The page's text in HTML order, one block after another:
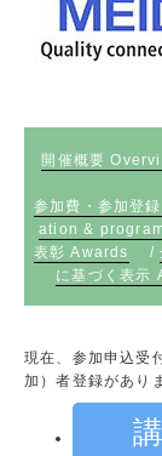
開催概要
参加費・参加登
ation &
表彰 Awards
/
に基づく表
現在、参加申込受
加）者登録があり